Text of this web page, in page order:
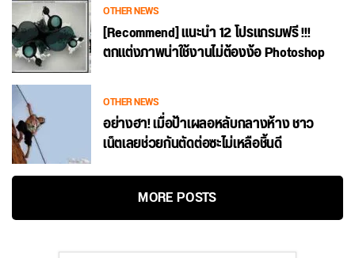
OTHER NEWS
[Recommend] แนะนำ 12 โปรแกรมฟรี !!!
ตกแต่งภาพน่าใช้งานไม่ต้องง้อ Photoshop
OTHER NEWS
อย่างฮา! เมื่อป้าเผลอหลับกลางห้าง ชาว
เน็ตเลยช่วยกันตัดต่อซะไม่เหลือชิ้นดี
MORE POSTS